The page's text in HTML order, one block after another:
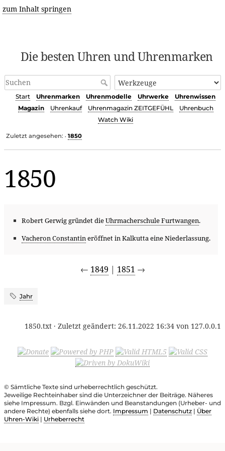
zum Inhalt springen
Die besten Uhren und Uhrenmarken
Start Uhrenmarken Uhrenmodelle Uhrwerke
Uhrenwissen
Magazin
Uhrenkauf Uhrenmagazin ZEITGEFÜHL
Uhrenbuch
Watch Wiki
Zuletzt angesehen: • 1850
1850
Robert Gerwig gründet dieUhrmacherschule Furtwangen.
Vacheron Constantineröffnet in Kalkutta eine Niederlassung.
← 1849 | 1851 →
Jahr
1850.txt · Zuletzt geändert: 26.11.2022 16:34 von 127.0.0.1
© Sämtliche Texte sind urheberrechtlich geschützt.
Jeweilige Rechteinhaber sind die Unterzeichner der Beiträge. Näheres
siehe Impressum. Bzgl. Einwänden und Beanstandungen (Urheber- und
andere Rechte) ebenfalls siehe dort. Impressum | Datenschutz | Über
Uhren-Wiki | Urheberrecht